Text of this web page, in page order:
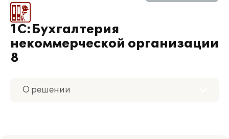
1С:Бухгалтерия
некоммерческой организации
8
О решении